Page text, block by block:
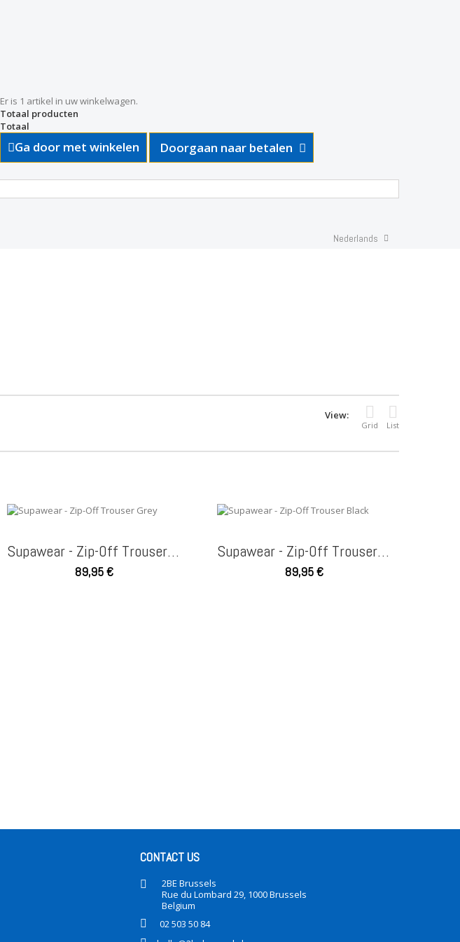
Er is 1 artikel in uw winkelwagen.
Totaal producten
Totaal
Ga door met winkelen Doorgaan naar betalen
Nederlands
View:
Grid List
Supawear - Zip-Off Trouser Grey
89,95 €
Supawear - Zip-Off Trouser Black
89,95 €
CONTACT US
2BE Brussels
Rue du Lombard 29, 1000 Brussels
Belgium
02 503 50 84